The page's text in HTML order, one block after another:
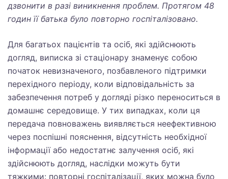
дзвонити в разі виникнення проблем. Протягом 48
годин її батька було повторно госпіталізовано.
Для багатьох пацієнтів та осіб, які здійснюють
догляд, виписка зі стаціонару знаменує собою
початок невизначеного, позбавленого підтримки
перехідного періоду, коли відповідальність за
забезпечення потреб у догляді різко переноситься в
домашнє середовище. У тих випадках, коли ця
передача повноважень виявляється неефективною
через поспішні пояснення, відсутність необхідної
інформації або недостатнє залучення осіб, які
здійснюють догляд, наслідки можуть бути
тяжкими: повторні госпіталізації, яких можна було